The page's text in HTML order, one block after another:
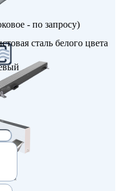
- по запросу)
сталь белого цвета